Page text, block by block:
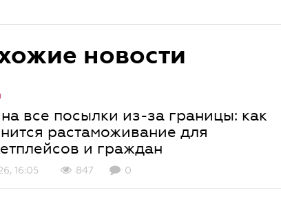
новости
все посылки из-за границы: как
растаможивание для
и граждан
16:05 847 0